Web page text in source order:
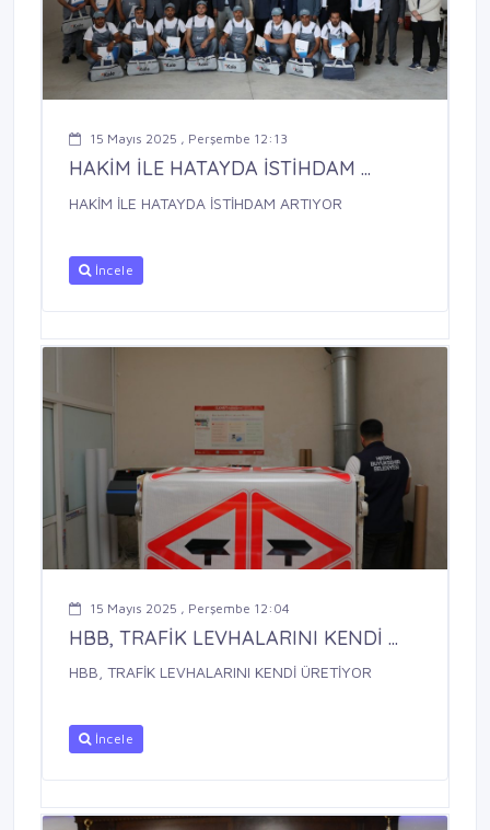
15 Mayıs 2025 , Perşembe 12:13
HAKİM İLE HATAYDA İSTİHDAM ...
HAKİM İLE HATAYDA İSTİHDAM ARTIYOR
İncele
15 Mayıs 2025 , Perşembe 12:04
HBB, TRAFİK LEVHALARINI KENDİ ...
HBB, TRAFİK LEVHALARINI KENDİ ÜRETİYOR
İncele